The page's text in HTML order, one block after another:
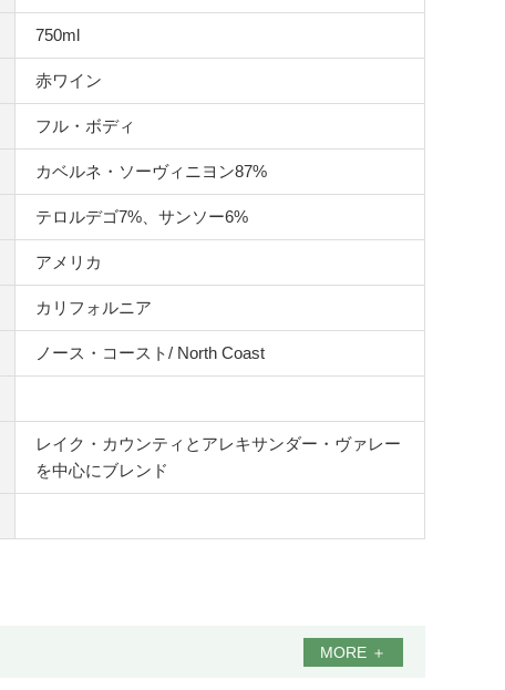
750ml
赤ワイン
フル・ボディ
カベルネ・ソーヴィニヨン87%
テロルデゴ7%、サンソー6%
アメリカ
カリフォルニア
ノース・コースト/ North Coast
レイク・カウンティとアレキサンダー・ヴァレー
を中心にブレンド
MORE ＋